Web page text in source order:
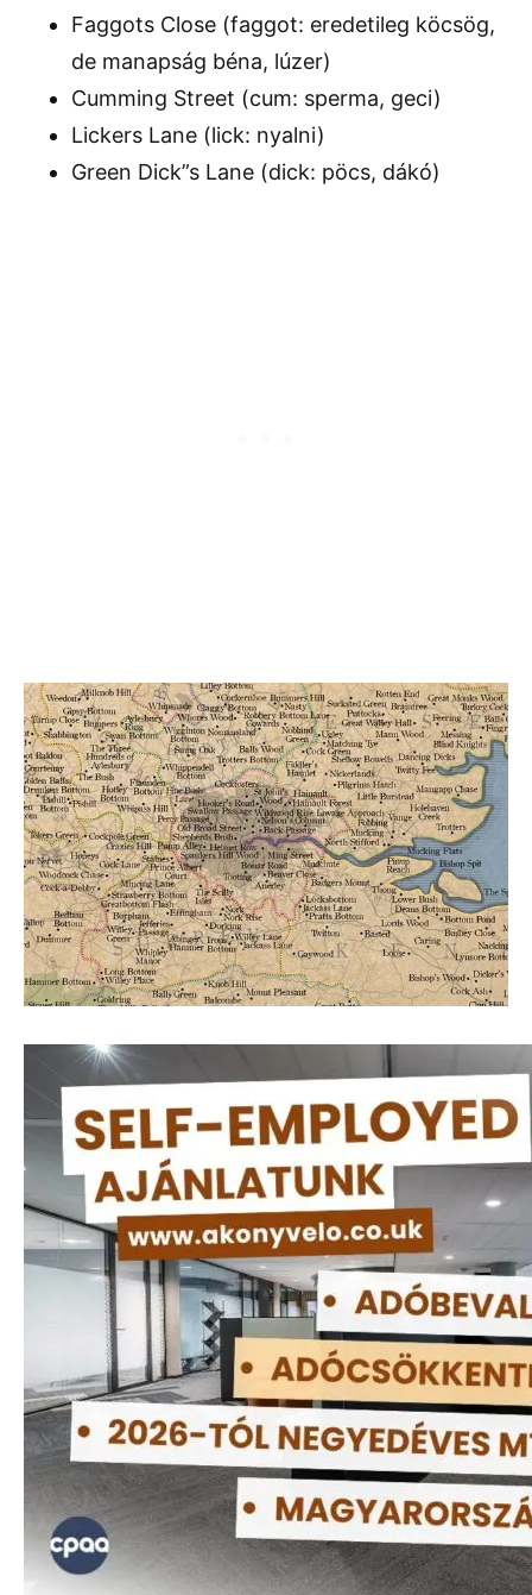
Faggots Close (faggot: eredetileg köcsög,
de manapság béna, lúzer)
Cumming Street (cum: sperma, geci)
Lickers Lane (lick: nyalni)
Green Dick”s Lane (dick: pöcs, dákó)